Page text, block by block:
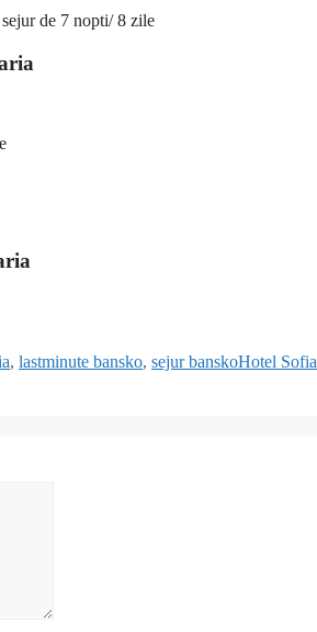
de 7 nopti/ 8 zile
, lastminute bansko, sejur banskoHotel Sofia